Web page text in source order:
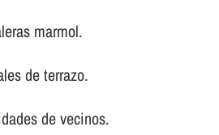
marmol.
de terrazo.
de vecinos.